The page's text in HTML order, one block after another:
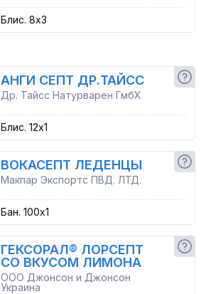
Блис. 8x3
АНГИ СЕПТ ДР.ТАЙСС
Др. Тайсс Натурварен ГмбХ
Блис. 12x1
ВОКАСЕПТ ЛЕДЕНЦЫ
Макпар Экспортс ПВД. ЛТД.
Бан. 100x1
ГЕКСОРАЛ® ЛОРСЕПТ
СО ВКУСОМ ЛИМОНА
ООО Джонсон и Джонсон
Украина